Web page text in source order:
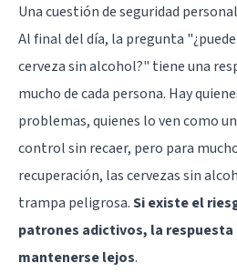
Una cuestión de seguridad personal
Al final del día, la pregunta
cerveza sin alcohol?" tiene una
mucho de cada persona. Hay
problemas, quienes lo ven como
control sin recaer, pero para
recuperación, las cervezas sin
trampa peligrosa.Si existe el
patrones adictivos, la respuesta
mantenerse lejos.